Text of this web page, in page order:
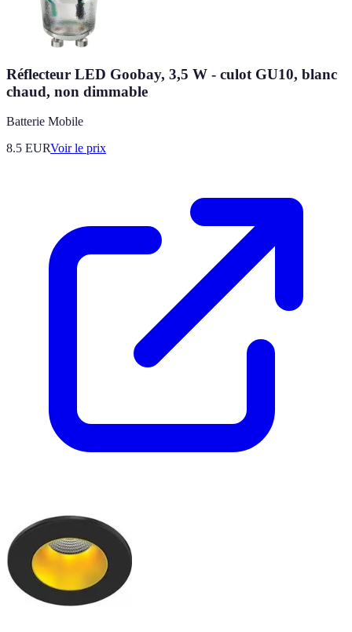
Réflecteur LED Goobay, 3,5 W - culot GU10, blanc
chaud, non dimmable
Batterie Mobile
8.5 EURVoir le prix